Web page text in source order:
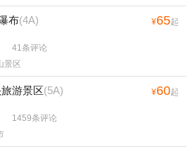
布(4A) ¥65起
41条评论
景区
游景区(5A) ¥60起
1459条评论